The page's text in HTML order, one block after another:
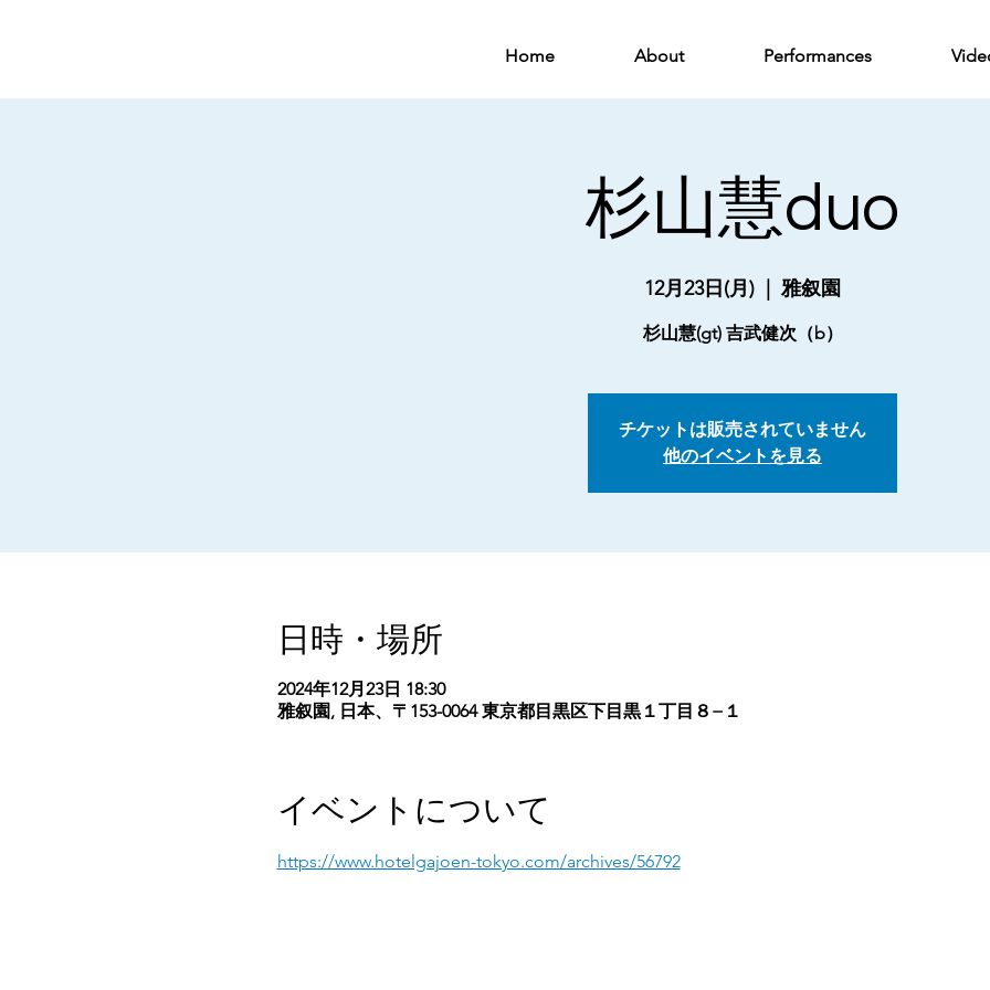
Home About Performances
杉山慧duo
12月23日(月) 雅叙園
杉山慧(gt) 吉武健次（b）
チケットは販売されていません
他のイベントを見る
日時・場所
2024年12月23日 18:30
雅叙園, 日本、〒153-0064 東京都目黒区下目黒１丁目８−１
イベントについて
https://www.hotelgajoen-tokyo.com/archives/56792